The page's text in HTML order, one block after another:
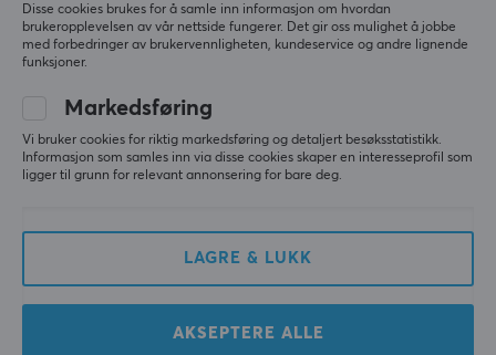
Trådløs
Nei
Kompatibilitet
PC, PS4, PS5, Xbox One, Xbox Series
Basert på 0 vurderinger 1
Mer fra vårt fellesskap
Disse cookies brukes for å samle inn informasjon om hvordan
brukeropplevelsen av vår nettside fungerer. Det gir oss mulighet å jobbe
med forbedringer av brukervennligheten, kundeservice og andre lignende
funksjoner.
Markedsføring
Vi bruker cookies for riktig markedsføring og detaljert besøksstatistikk.
Informasjon som samles inn via disse cookies skaper en interesseprofil som
ligger til grunn for relevant annonsering for bare deg.
LAGRE & LUKK
AKSEPTERE ALLE